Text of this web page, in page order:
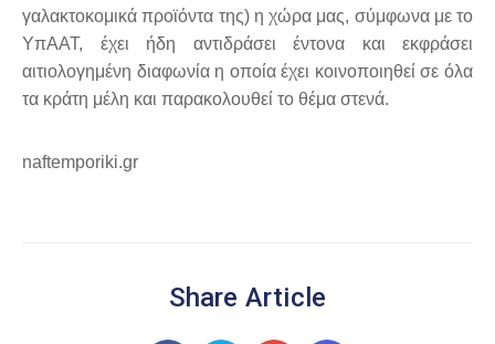
γαλακτοκομικά προϊόντα της) η χώρα μας, σύμφωνα με το
ΥπΑΑΤ, έχει ήδη αντιδράσει έντονα και εκφράσει
αιτιολογημένη διαφωνία η οποία έχει κοινοποιηθεί σε όλα
τα κράτη μέλη και παρακολουθεί το θέμα στενά.
naftemporiki.gr
Share Article